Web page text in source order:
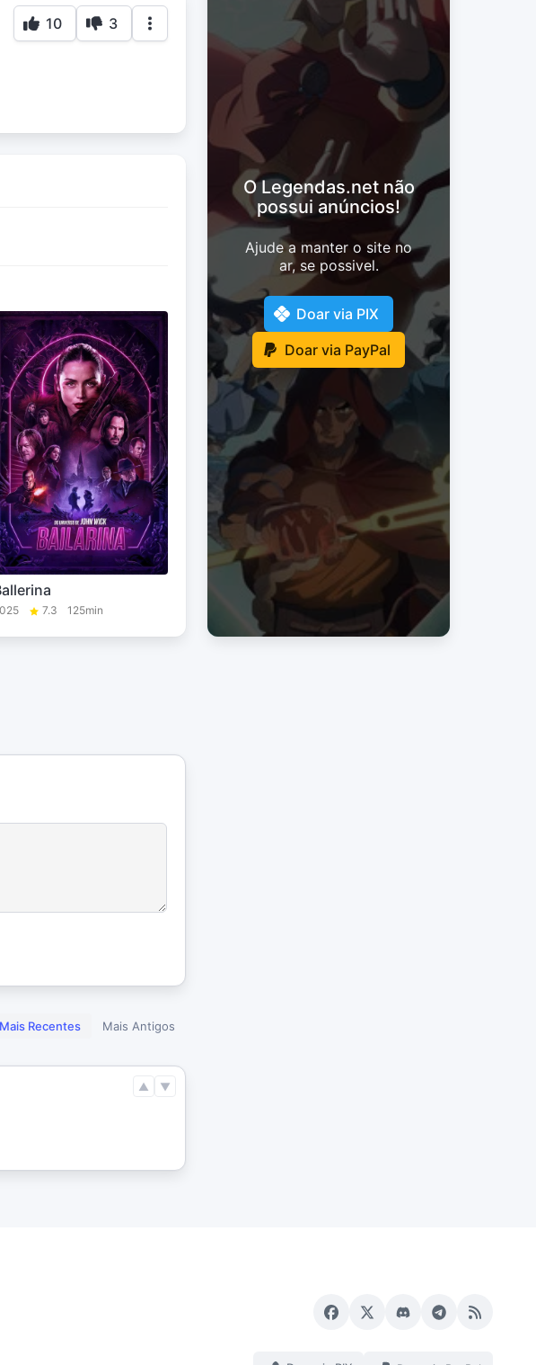
10 3
7.3 125min
O Legendas.net não
possui anúncios!
Ajude a manter o site no
ar, se possivel.
Doar via PIX
Doar via PayPal
Mais Recentes Mais Antigos
▲ ▼